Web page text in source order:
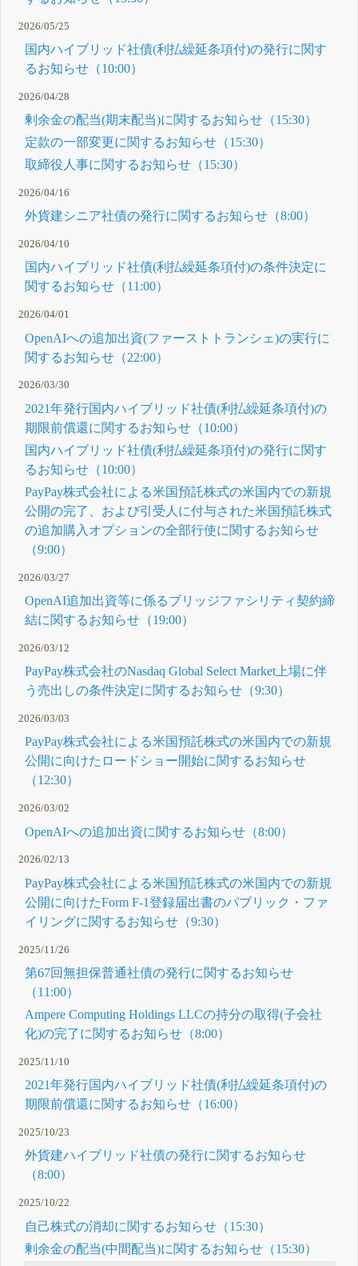
2026/05/25
国内ハイブリッド社債(利払繰延条項付)の発行に関す
るお知らせ（10:00）
2026/04/28
剰余金の配当(期末配当)に関するお知らせ（15:30）
定款の一部変更に関するお知らせ（15:30）
取締役人事に関するお知らせ（15:30）
2026/04/16
外貨建シニア社債の発行に関するお知らせ（8:00）
2026/04/10
国内ハイブリッド社債(利払繰延条項付)の条件決定に
関するお知らせ（11:00）
2026/04/01
OpenAIへの追加出資(ファーストトランシェ)の実行に
関するお知らせ（22:00）
2026/03/30
2021年発行国内ハイブリッド社債(利払繰延条項付)の
期限前償還に関するお知らせ（10:00）
国内ハイブリッド社債(利払繰延条項付)の発行に関す
るお知らせ（10:00）
PayPay株式会社による米国預託株式の米国内での新規
公開の完了、および引受人に付与された米国預託株式
の追加購入オプションの全部行使に関するお知らせ
（9:00）
2026/03/27
OpenAI追加出資等に係るブリッジファシリティ契約締
結に関するお知らせ（19:00）
2026/03/12
PayPay株式会社のNasdaq Global Select Market上場に伴
う売出しの条件決定に関するお知らせ（9:30）
2026/03/03
PayPay株式会社による米国預託株式の米国内での新規
公開に向けたロードショー開始に関するお知らせ
（12:30）
2026/03/02
OpenAIへの追加出資に関するお知らせ（8:00）
2026/02/13
PayPay株式会社による米国預託株式の米国内での新規
公開に向けたForm F-1登録届出書のパブリック・ファ
イリングに関するお知らせ（9:30）
2025/11/26
第67回無担保普通社債の発行に関するお知らせ
（11:00）
Ampere Computing Holdings LLCの持分の取得(子会社
化)の完了に関するお知らせ（8:00）
2025/11/10
2021年発行国内ハイブリッド社債(利払繰延条項付)の
期限前償還に関するお知らせ（16:00）
2025/10/23
外貨建ハイブリッド社債の発行に関するお知らせ
（8:00）
2025/10/22
自己株式の消却に関するお知らせ（15:30）
剰余金の配当(中間配当)に関するお知らせ（15:30）